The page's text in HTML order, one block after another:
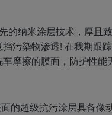
的纳米涂层技术，厚且
污染物渗透! 在我期跟
摩擦的膜面，防护性能
面的超级抗污涂层具备像